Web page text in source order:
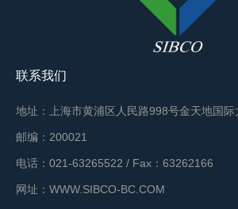
联系我们
地址：上海市黄浦区人民路998号金天地国际
邮编：200021
电话：021-63265522 / Fax：63262166
网址：WWW.SIBCO-BC.COM